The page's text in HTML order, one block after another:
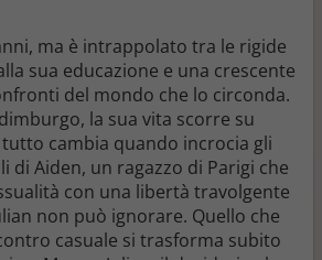
ma è intrappolato tra le rigide
sua educazione e una crescente
del mondo che lo circonda.
la sua vita scorre su
cambia quando incrocia gli
di Aiden, un ragazzo di Parigi che
con una libertà travolgente
non può ignorare. Quello che
casuale si trasforma subito